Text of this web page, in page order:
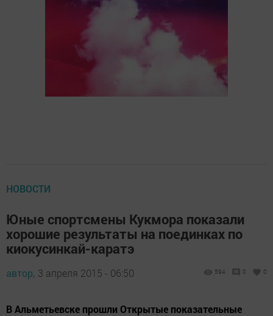
НОВОСТИ
Юные спортсмены Кукмора показали
хорошие результаты на поединках по
киокусинкай-каратэ
автор, 3 апреля 2015 - 06:50 594 0 0
В Альметьевске прошли Открытые показательные